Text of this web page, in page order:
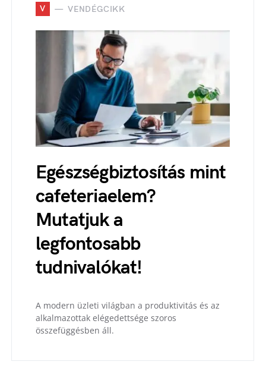
V VENDÉGCIKK
Egészségbiztosítás mint
cafeteriaelem?
Mutatjuk a
legfontosabb
tudnivalókat!
A modern üzleti világban a produktivitás és az
alkalmazottak elégedettsége szoros
összefüggésben áll.